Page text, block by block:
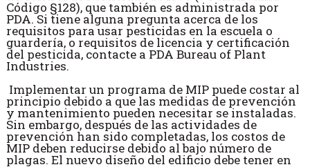
Código §128), que también es administrada por
PDA. Si tiene alguna pregunta acerca de los
requisitos para usar pesticidas en la escuela o
guardería, o requisitos de licencia y certificación
del pesticida, contacte a PDA Bureau of Plant
Industries.
Implementar un programa de MIP puede costar al
principio debido a que las medidas de prevención
y mantenimiento pueden necesitar se instaladas.
Sin embargo, después de las actividades de
prevención han sido completadas, los costos de
MIP deben reducirse debido al bajo número de
plagas. El nuevo diseño del edificio debe tener en